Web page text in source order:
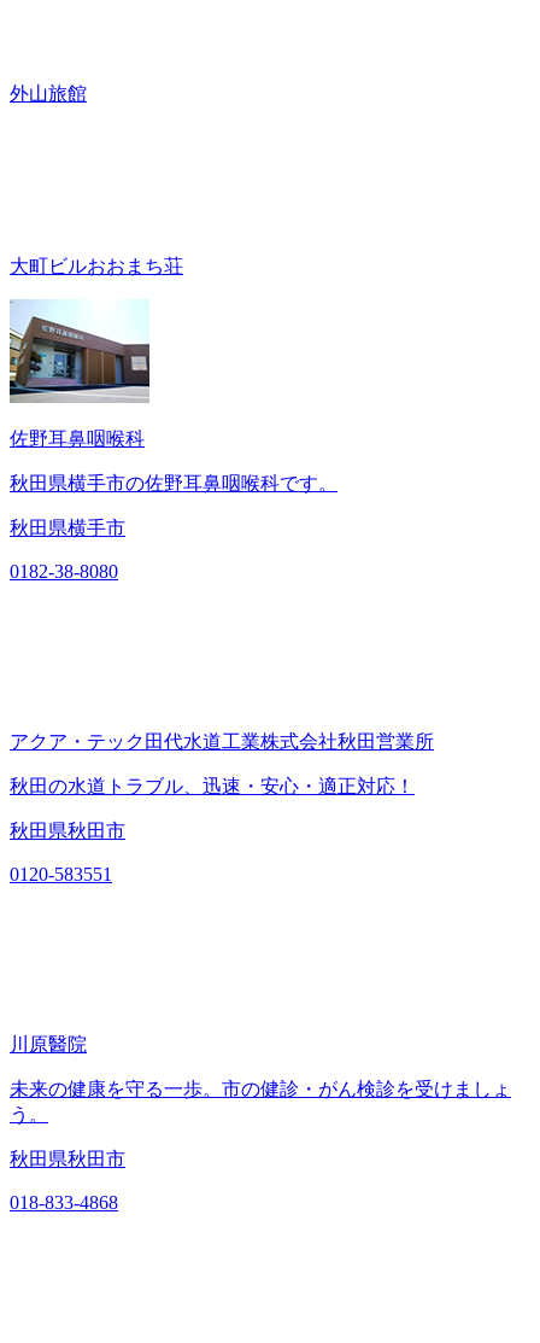
外山旅館
大町ビルおおまち荘
佐野耳鼻咽喉科
秋田県横手市の佐野耳鼻咽喉科です。
秋田県横手市
0182-38-8080
アクア・テック田代水道工業株式会社秋田営業所
秋田の水道トラブル、迅速・安心・適正対応！
秋田県秋田市
0120-583551
川原醫院
未来の健康を守る一歩。市の健診・がん検診を受けましょ
う。
秋田県秋田市
018-833-4868